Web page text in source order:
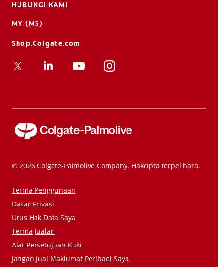
HUBUNGI KAMI
MY (MS)
Shop.Colgate.com
© 2026 Colgate-Palmolive Company. Hakcipta terpelihara.
Terma Penggunaan
Dasar Privasi
Urus Hak Data Saya
Terma Jualan
Alat Persetujuan Kuki
Jangan Jual Maklumat Peribadi Saya